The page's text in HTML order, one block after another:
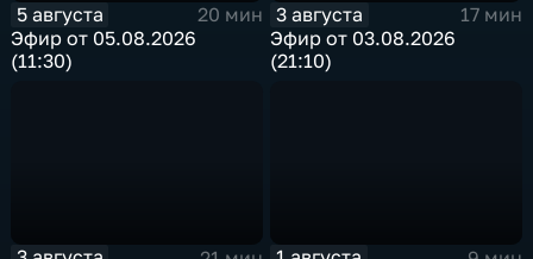
5 августа
20 мин
Эфир от 05.08.2026
(11:30)
3 августа
17 мин
Эфир от 03.08.2026
(21:10)